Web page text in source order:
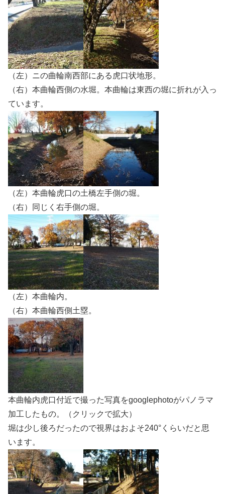
（左）ニの曲輪南西部にある虎口状地形。
（右）本曲輪西側の水堀。本曲輪は東西の堀に折れが入っ
ています。
（左）本曲輪虎口の土橋左手側の堀。
（右）同じく右手側の堀。
（左）本曲輪内。
（右）本曲輪西側土塁。
本曲輪内虎口付近で撮った写真をgooglephotoがパノラマ
加工したもの。（クリックで拡大）
堀は少し後ろだったので視界はおよそ240°くらいだと思
います。